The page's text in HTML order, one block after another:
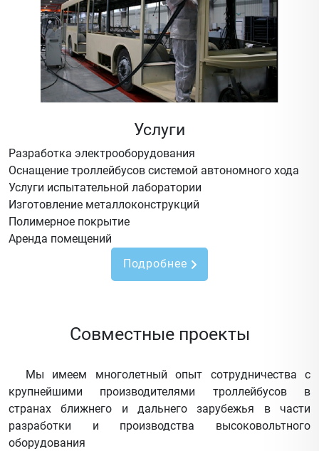
Услуги
Разработка электрооборудования
Оснащение троллейбусов системой автономного хода
Услуги испытательной лаборатории
Изготовление металлоконструкций
Полимерное покрытие
Аренда помещений
Подробнее
Совместные проекты
Мы имеем многолетный опыт сотрудничества с
крупнейшими производителями троллейбусов в
странах ближнего и дальнего зарубежья в части
разработки и производства высоковольтного
оборудования